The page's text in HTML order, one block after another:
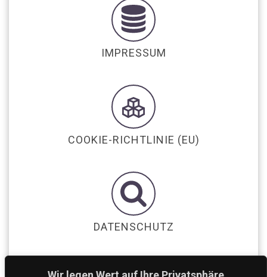
IMPRESSUM
COOKIE-RICHTLINIE (EU)
DATENSCHUTZ